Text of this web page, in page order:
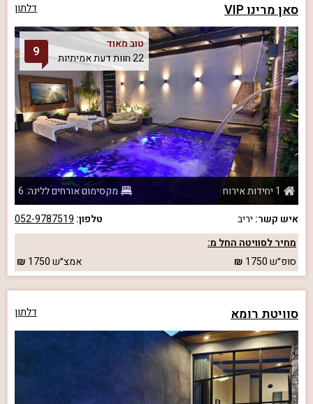
סאן מרינו VIP דלתון
טוב מאוד
22 חוות דעת אמיתיות
9
1 יחידות אירוח
מקסימום אורחים ללינה: 6
איש קשר: יריב טלפון: 052-9787519
מחיר לסוויטה החל מ:
סופ״ש1750 אמצ״ש1750
סוויטת רומא דלתון